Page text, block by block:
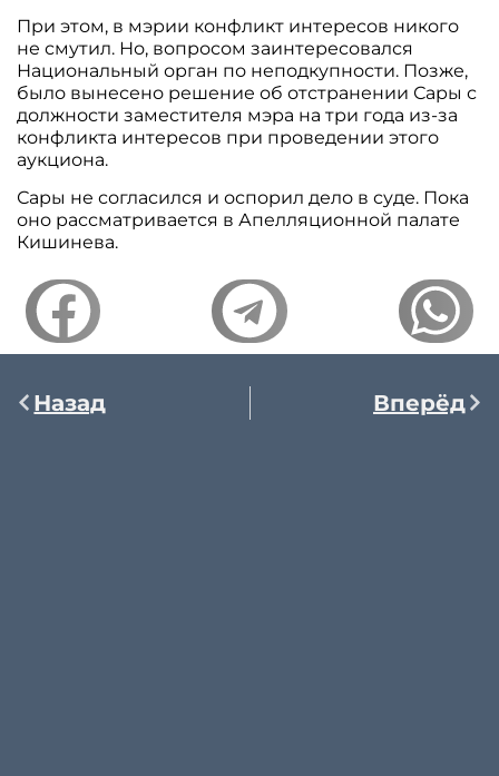
При этом, в мэрии конфликт интересов никого
не смутил. Но, вопросом заинтересовался
Национальный орган по неподкупности. Позже,
было вынесено решение об отстранении Сары с
должности заместителя мэра на три года из-за
конфликта интересов при проведении этого
аукциона.
Сары не согласился и оспорил дело в суде. Пока
оно рассматривается в Апелляционной палате
Кишинева.
Назад Вперёд